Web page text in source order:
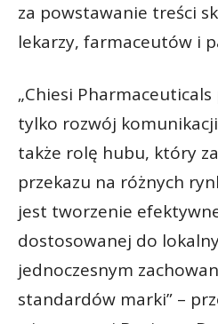
za powstawanie treści
lekarzy, farmaceutów i
„Chiesi
tylko rozwój
także rolę hubu, który
przekazu na różnych
jest tworzenie
dostosowanej do
jednoczesnym
standardów marki” –